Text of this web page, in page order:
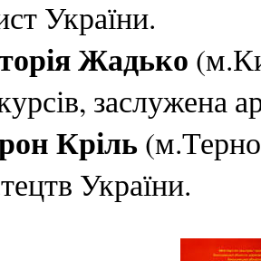
України.
Жадько
заслужена
Кріль
України.